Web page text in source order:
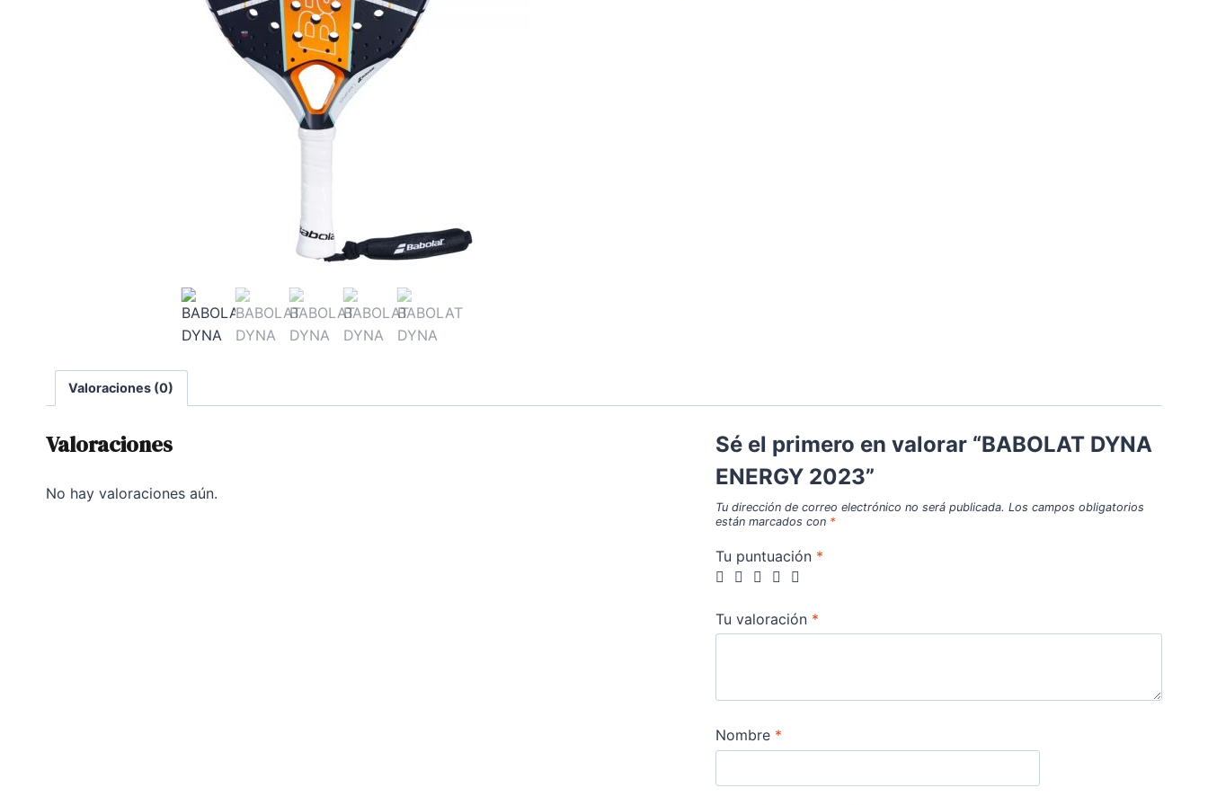
Valoraciones (0)
Valoraciones
No hay valoraciones aún.
Sé el primero en valorar “BABOLAT DYNA
ENERGY 2023”
Tu dirección de correo electrónico no será publicada. Los campos obligatorios
están marcados con *
Tu puntuación *
Tu valoración *
Nombre *